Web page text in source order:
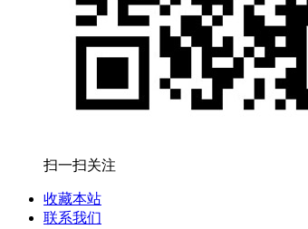
扫一扫关注
收藏本站
联系我们